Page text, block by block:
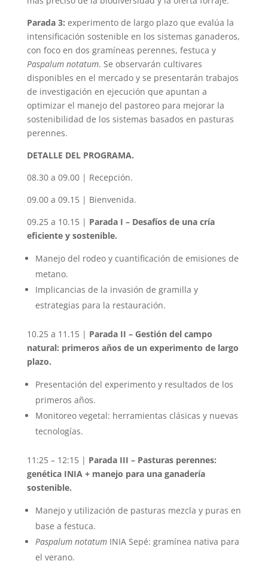
Parada 3: experimento de largo plazo que evalúa la
intensificación sostenible en los sistemas ganaderos,
con foco en dos gramíneas perennes, festuca y
Paspalum notatum. Se observarán cultivares
disponibles en el mercado y se presentarán trabajos
de investigación en ejecución que apuntan a
optimizar el manejo del pastoreo para mejorar la
sostenibilidad de los sistemas basados en pasturas
perennes.
DETALLE DEL PROGRAMA.
08.30 a 09.00 | Recepción.
09.00 a 09.15 | Bienvenida.
09.25 a 10.15 | Parada I – Desafíos de una cría
eficiente y sostenible.
Manejo del rodeo y cuantificación de emisiones de
metano.
Implicancias de la invasión de gramilla y
estrategias para la restauración.
10.25 a 11.15 | Parada II – Gestión del campo
natural: primeros años de un experimento de largo
plazo.
Presentación del experimento y resultados de los
primeros años.
Monitoreo vegetal: herramientas clásicas y nuevas
tecnologías.
11:25 – 12:15 | Parada III – Pasturas perennes:
genética INIA + manejo para una ganadería
sostenible.
Manejo y utilización de pasturas mezcla y puras en
base a festuca.
Paspalum notatumINIA Sepé: gramínea nativa para
el verano.